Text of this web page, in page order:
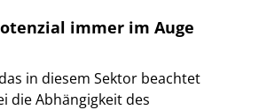
immer im Auge
in diesem Sektor beachtet
die Abhängigkeit des